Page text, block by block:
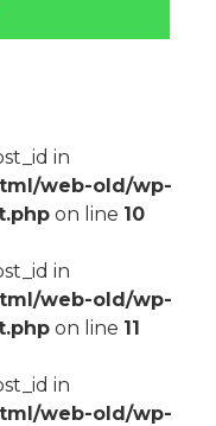
in
web-old/wp-
on line 10
in
web-old/wp-
on line 11
in
web-old/wp-